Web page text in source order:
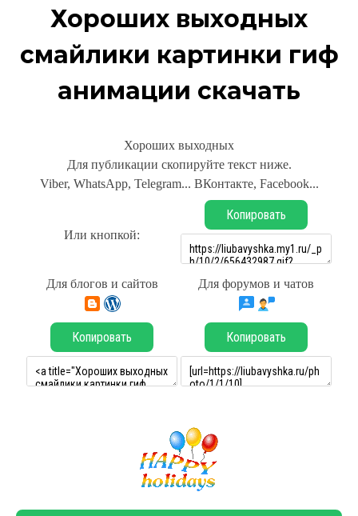
Хороших выходных
смайлики картинки гиф
анимации скачать
Хороших выходных
Для публикации скопируйте текст ниже.
Viber, WhatsApp, Telegram... ВКонтакте, Facebook...
Или кнопкой:
Копировать
Для блогов и сайтов Для форумов и чатов
Копировать Копировать